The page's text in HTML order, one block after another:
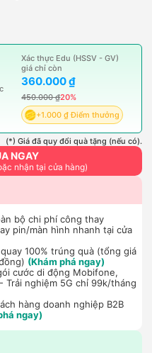
Xác thực Edu (HSSV - GV)
giá chỉ còn
360.000 ₫
450.000 ₫20%
+1.000 ₫ Điểm thưởng
(*) Giá đã quy đổi quà tặng (nếu có).
NGAY
nhận tại cửa hàng)
bộ chi phí công thay
pin/màn hình nhanh tại cửa
100% trúng quà (tổng giá
(Khám phá ngay)
cước di động Mobifone,
Trải nghiệm 5G chỉ 99k/tháng
hàng doanh nghiệp B2B
ngay)